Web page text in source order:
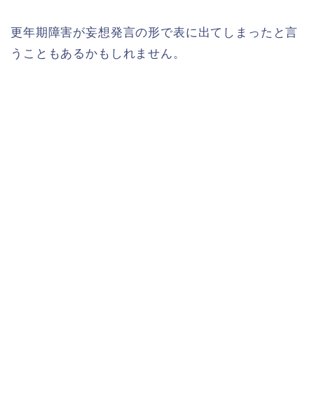
更年期障害が妄想発言の形で表に出てしまったと言
うこともあるかもしれません。